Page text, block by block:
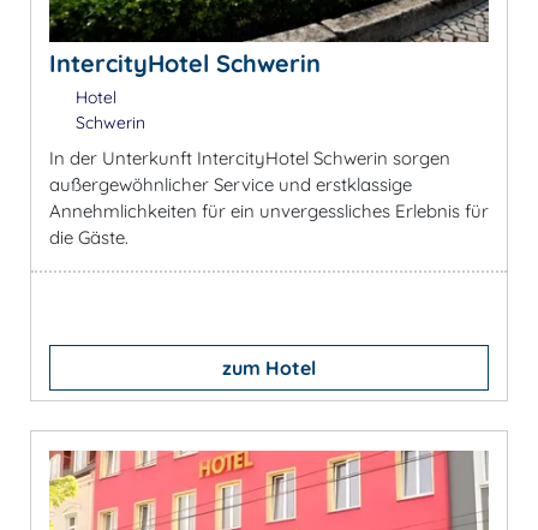
IntercityHotel Schwerin
Hotel
Schwerin
In der Unterkunft IntercityHotel Schwerin sorgen
außergewöhnlicher Service und erstklassige
Annehmlichkeiten für ein unvergessliches Erlebnis für
die Gäste.
zum Hotel